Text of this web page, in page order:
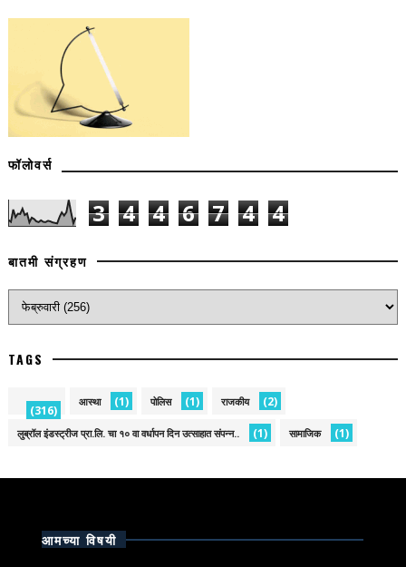
फॉलोवर्स
3 4 4 6 7 4 4
बातमी संग्रहण
TAGS
(316)
आस्था (1) पोलिस (1) राजकीय (2)
लुब्रॉल इंडस्ट्रीज प्रा.लि. चा १० वा वर्धापन दिन उत्साहात संपन्न.. (1) सामाजिक (1)
आमच्या विषयी